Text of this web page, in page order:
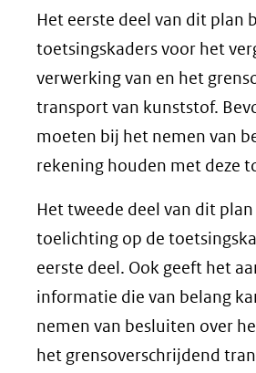
Het eerste deel van dit plan
toetsingskaders voor het
verwerking van en het
transport van kunststof.
moeten bij het nemen van
rekening houden met deze
Het tweede deel van dit
toelichting op de
eerste deel. Ook geeft het
informatie die van belang
nemen van besluiten over
het grensoverschrijdend